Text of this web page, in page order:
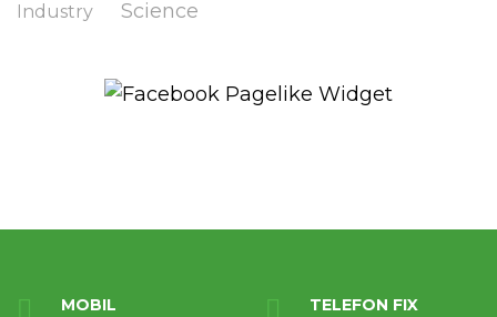
Industry Science
MOBIL TELEFON FIX